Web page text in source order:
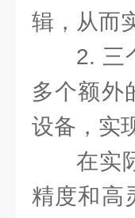
辑，从而
2. 三
多个额外
设备，实
在实
精度和高